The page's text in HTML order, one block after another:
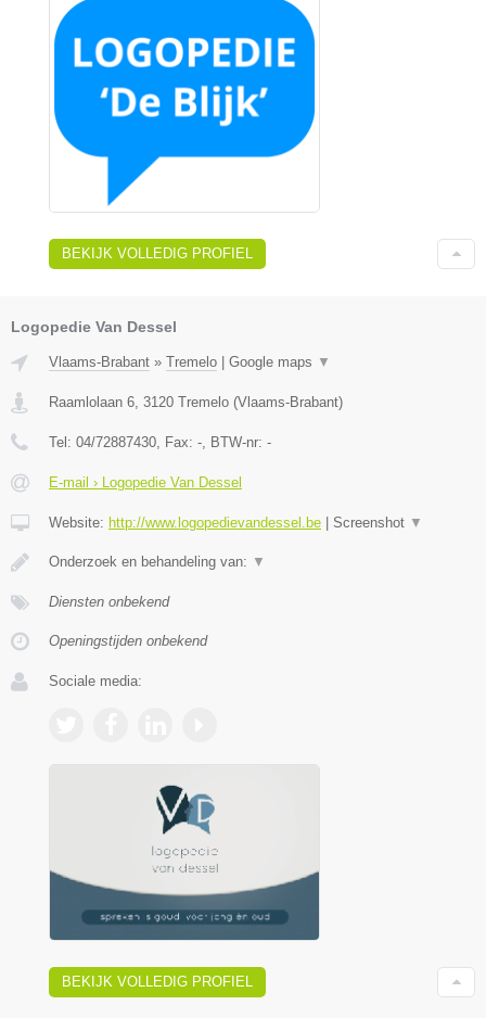
BEKIJK VOLLEDIG PROFIEL
Logopedie Van Dessel
Vlaams-Brabant » Tremelo Google maps ▼
Raamlolaan 6 3120 Tremelo (Vlaams-Brabant)
Tel: 04/72887430 , Fax: - , BTW-nr: -
E-mail › Logopedie Van Dessel
Website: http://www.logopedievandessel.be Screenshot ▼
Onderzoek en behandeling van: ▼
Diensten onbekend
Openingstijden onbekend
Sociale media:
BEKIJK VOLLEDIG PROFIEL